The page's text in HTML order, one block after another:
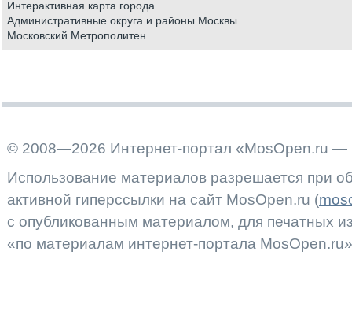
Интерактивная карта города
Административные округа и районы Москвы
Московский Метрополитен
© 2008—2026 Интернет-портал «MosOpen.ru —
Использование материалов разрешается при
активной гиперссылки на сайт MosOpen.ru (
с опубликованным материалом, для печатных
«по материалам интернет-портала